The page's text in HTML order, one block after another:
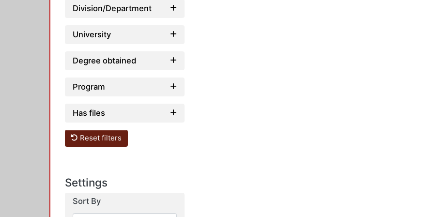
Division/Department
University
Degree obtained
Program
Has files
Reset filters
Settings
Sort By